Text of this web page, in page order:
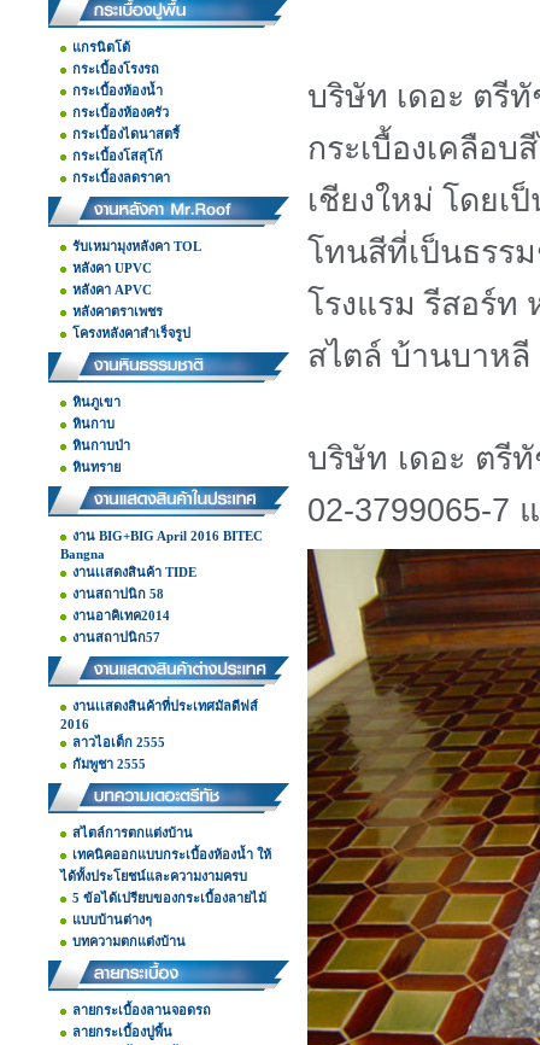
แกรนิตโต้
กระเบื้องโรงรถ
กระเบื้องห้องน้ำ
กระเบื้องห้องครัว
กระเบื้องไดนาสตรี้
กระเบื้องโสสุโก้
กระเบื้องลดราคา
รับเหมามุงหลังคา TOL
หลังคา UPVC
หลังคา APVC
หลังคาตราเพชร
โครงหลังคาสำเร็จรูป
หินภูเขา
หินกาบ
หินกาบป่า
หินทราย
งาน BIG+BIG April 2016 BITEC
Bangna
งานเเสดงสินค้า TIDE
งานสถาปนิก 58
งานอาคิเทค2014
งานสถาปนิก57
งานเเสดงสินค้าที่ประเทศมัลดีฟส์
2016
ลาวไอเต็ก 2555
กัมพูชา 2555
สไตล์การตกแต่งบ้าน
เทคนิคออกแบบกระเบื้องห้องน้ำ ให้
ได้ทั้งประโยชน์และความงามครบ
5 ข้อได้เปรียบของกระเบื้องลายไม้
แบบบ้านต่างๆ
บทความตกแต่งบ้าน
ลายกระเบื้องลานจอดรถ
ลายกระเบื้องปูพื้น
บริษัท เดอะ ตรี
กระเบื้องเคลือบ
เชียงใหม่ โดยเ
โทนสีที่เป็นธรร
โรงแรม รีสอร์ท
สไตล์ บ้านบาหลี
บริษัท เดอะ ตรี
02-3799065-7